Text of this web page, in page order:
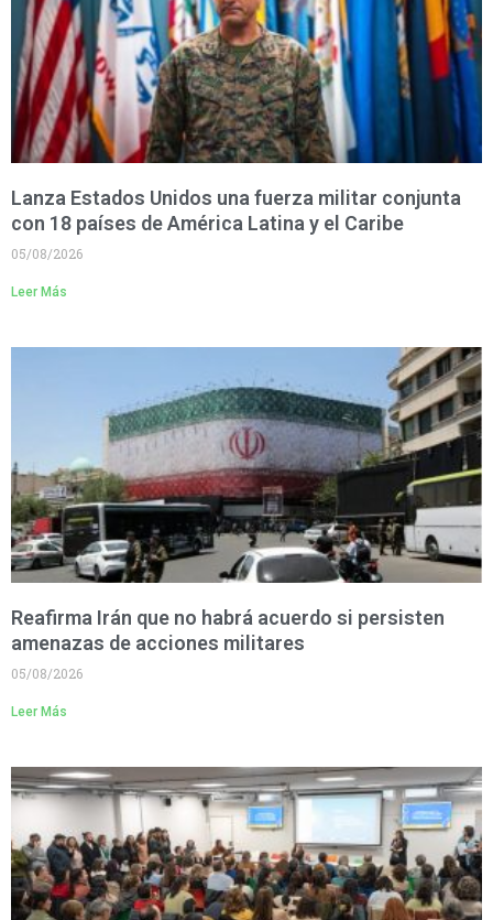
Lanza Estados Unidos una fuerza militar conjunta
con 18 países de América Latina y el Caribe
05/08/2026
Leer Más
Reafirma Irán que no habrá acuerdo si persisten
amenazas de acciones militares
05/08/2026
Leer Más